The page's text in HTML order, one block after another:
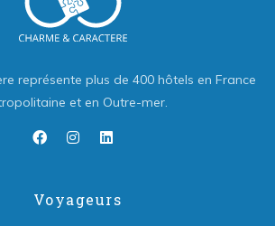
représente plus de 400 hôtels en France
et en Outre-mer.
Voyageurs